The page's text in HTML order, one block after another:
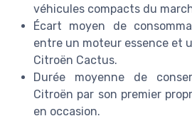
véhicules compacts du
Écart moyen de
entre un moteur essence et
Citroën Cactus.
Durée moyenne de
Citroën par son premier
en occasion.